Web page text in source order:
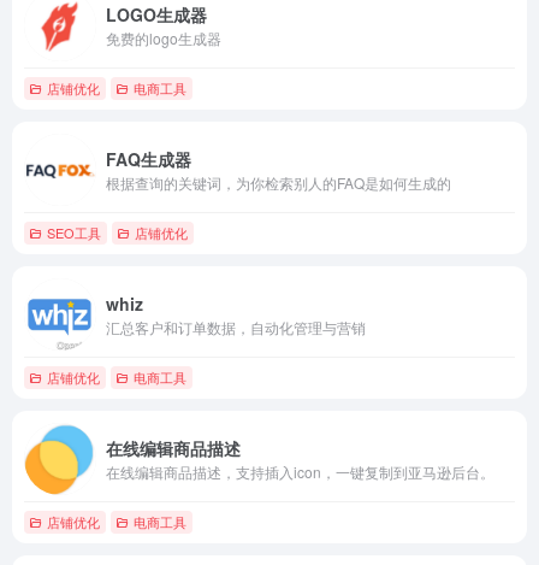
LOGO生成器
免费的logo生成器
店铺优化 电商工具
FAQ生成器
根据查询的关键词，为你检索别人的FAQ是如何生成的
SEO工具 店铺优化
whiz
汇总客户和订单数据，自动化管理与营销
店铺优化 电商工具
在线编辑商品描述
在线编辑商品描述，支持插入icon，一键复制到亚马逊后台。
店铺优化 电商工具